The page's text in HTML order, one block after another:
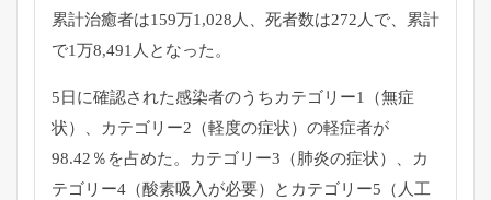
累計治癒者は159万1,028人、死者数は272人で、累計
で1万8,491人となった。
5日に確認された感染者のうちカテゴリー1（無症
状）、
カテゴリー2（軽度の症状）の軽症者が
98.42％を占めた。
カテゴリー3（肺炎の症状）、カ
テゴリー4（酸素吸入が必要）
とカテゴリー5（人工